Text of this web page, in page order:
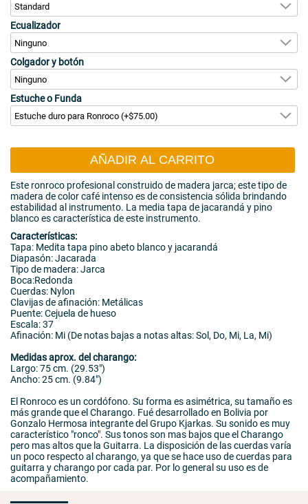
Ecualizador
Colgador y botón
Estuche o Funda
AÑADIR AL CARRITO
Este ronroco profesional construido de madera jarca; este tipo de
madera de color café intenso es de consistencia sólida brindando
estabilidad al instrumento. La media tapa de jacarandá y pino
blanco es característica de este instrumento.
Características:
Tapa: Medita tapa pino abeto blanco y jacarandá
Diapasón: Jacarada
Tipo de madera: Jarca
Boca:Redonda
Cuerdas: Nylon
Clavijas de afinación: Metálicas
Puente: Cejuela de hueso
Escala: 37
Afinación: Mi (De notas bajas a notas altas: Sol, Do, Mi, La, Mi)
Medidas aprox. del charango:
Largo: 75 cm. (29.53")
Ancho: 25 cm. (9.84")
El Ronroco es un cordófono. Su forma es asimétrica, su tamaño es
más grande que el Charango. Fué desarrollado en Bolivia por
Gonzalo Hermosa integrante del Grupo Kjarkas. Su sonido es muy
característico "ronco". Sus tonos son mas bajos que el Charango
pero mas altos que la Guitarra. La disposición de las cuerdas varía
un poco respecto al charango, ya que se hace uso de cuerdas para
guitarra y charango por cada par. Por lo general su uso es de
acompañamiento.